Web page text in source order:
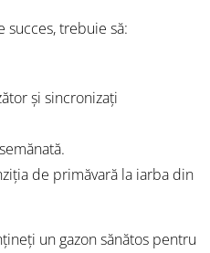
succes, trebuie să:
și sincronizați
de primăvară la iarba din
un gazon sănătos pentru